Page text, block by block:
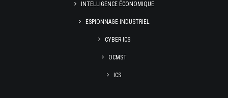
INTELLIGENCE ÉCONOMIQUE
ESPIONNAGE INDUSTRIEL
CYBER ICS
OCMST
ICS